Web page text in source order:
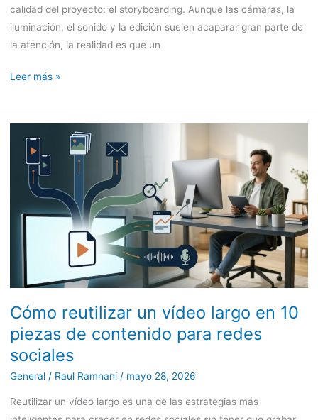
calidad del proyecto: el storyboarding. Aunque las cámaras, la
iluminación, el sonido y la edición suelen acaparar gran parte de
la atención, la realidad es que un
un
vídeo
de
calidad
Leer más »
Cómo reutilizar un vídeo largo en 10
piezas de contenido para redes
sociales
General/ Raul Ramnani / mayo 28, 2026
Reutilizar un vídeo largo es una de las estrategias más
reutilizar
vídeo
piezas
contenido
para
redes
sociales